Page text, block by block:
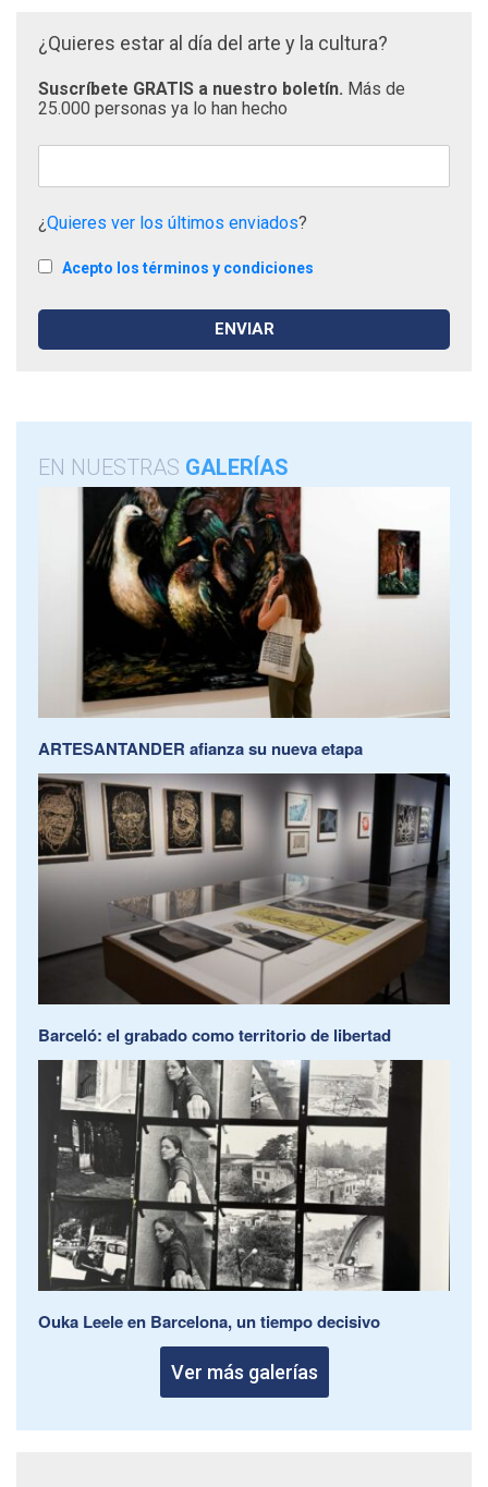
¿Quieres estar al día del arte y la cultura?
Suscríbete GRATIS a nuestro boletín. Más de
25.000 personas ya lo han hecho
¿Quieres ver los últimos enviados?
Acepto los términos y condiciones
EN NUESTRAS GALERÍAS
ARTESANTANDER afianza su nueva etapa
Barceló: el grabado como territorio de libertad
Ouka Leele en Barcelona, un tiempo decisivo
Ver más galerías